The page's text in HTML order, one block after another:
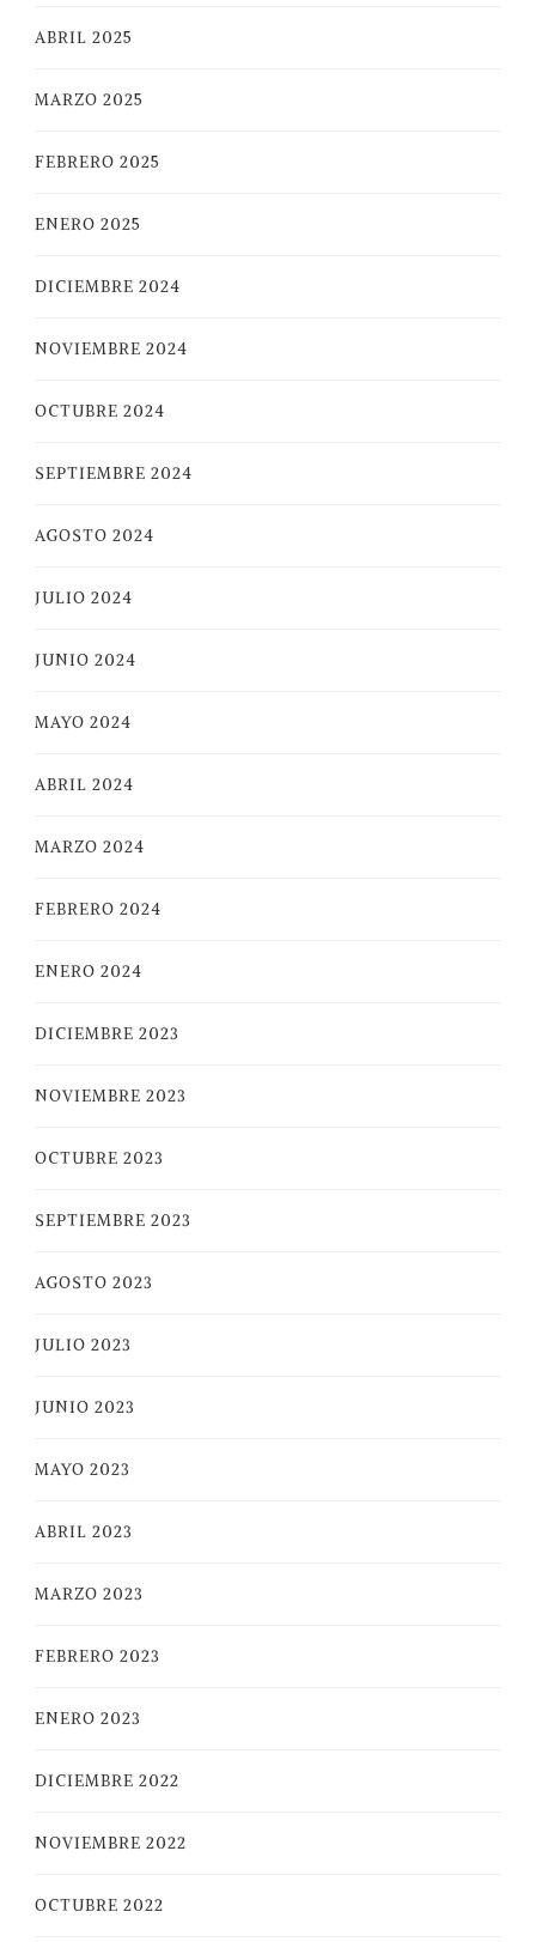
ABRIL 2025
MARZO 2025
FEBRERO 2025
ENERO 2025
DICIEMBRE 2024
NOVIEMBRE 2024
OCTUBRE 2024
SEPTIEMBRE 2024
AGOSTO 2024
JULIO 2024
JUNIO 2024
MAYO 2024
ABRIL 2024
MARZO 2024
FEBRERO 2024
ENERO 2024
DICIEMBRE 2023
NOVIEMBRE 2023
OCTUBRE 2023
SEPTIEMBRE 2023
AGOSTO 2023
JULIO 2023
JUNIO 2023
MAYO 2023
ABRIL 2023
MARZO 2023
FEBRERO 2023
ENERO 2023
DICIEMBRE 2022
NOVIEMBRE 2022
OCTUBRE 2022